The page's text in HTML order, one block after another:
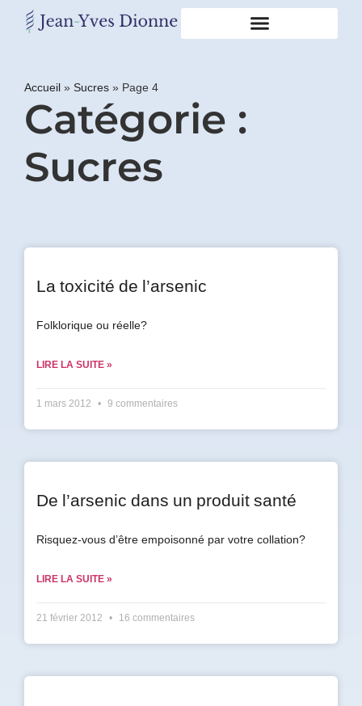
Accueil » Sucres » Page 4
Catégorie :
Sucres
La toxicité de l’arsenic
Folklorique ou réelle?
LIRE LA SUITE »
1 mars 2012 9 commentaires
De l’arsenic dans un produit santé
Risquez-vous d’être empoisonné par votre collation?
LIRE LA SUITE »
21 février 2012 16 commentaires
en
contact
Obtenez
gratuitement
mon
MAUVAIS
en
vous
infolettre.
Prénom
Courriel
vous
tout
Je
!